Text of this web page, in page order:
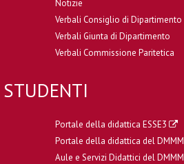
Notizie
Verbali Consiglio di Dipartimento
Verbali Giunta di Dipartimento
Verbali Commissione Paritetica
STUDENTI
Portale della didattica ESSE3
Portale della didattica del DMMM
Aule e Servizi Didattici del DMMM